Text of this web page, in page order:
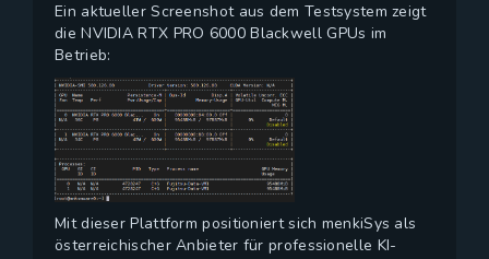
Ein aktueller Screenshot aus dem Testsystem zeigt
die NVIDIA RTX PRO 6000 Blackwell GPUs im
Betrieb:
Mit dieser Plattform positioniert sich menkiSys als
österreichischer Anbieter für professionelle KI-